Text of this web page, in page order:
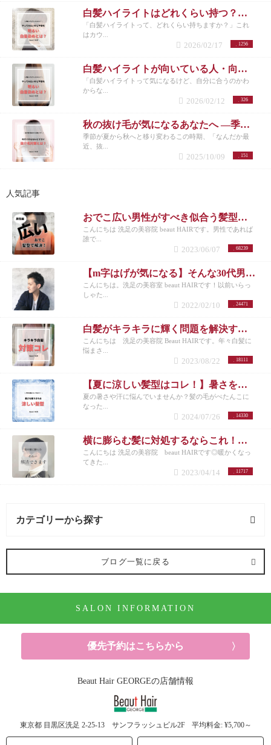
白髪ハイライトはどれくらい持つ？頻度とメンテナンスの目安を解説
「白髪ハイライトって、どれくらい持ちますか？」これ
はカウ...
1256
2026/02/17
白髪ハイライトが向いている人・向いていない人｜後悔しない選び方 洗足
「白髪ハイライトって気になるけど、自分に合うのかわ
からな...
326
2026/02/12
秋の抜け毛が気になるあなたへ ―季節の変わり目に必要な頭皮ケアとは―
季節が夏から秋へと移り変わるこの時期、「なんだか最
近、抜...
151
2025/10/09
人気記事
おでこ広い男性がすべき似合う髪型とは？不向きなメンズスタイルも紹介！
こんにちは 洗足の美容院 beaut HAIRです。男性であれば
誰で...
68239
2023/06/07
【m字はげが気になる】そんな30代男性におすすめの髪型3選！
こんにちは。洗足の美容室 beaut HAIRです！以前いらっ
しゃた...
24471
2022/02/10
白髪がキラキラに輝く問題を解決する方法とは？白髪を活かしたカラーも紹介
こんにちは 洗足の美容院 Beaut HAIRです。年々白髪に
悩まさ...
18111
2023/08/22
【夏に涼しい髪型はコレ！】暑さを乗り切りたいメンズさんにオススメの髪型とは？
夏の暑さや汗に悩んでいませんか？髪の毛がぺたんこに
なった...
14330
2024/07/26
横に膨らむ髪に対処するならこれ！洗足でメンズカットが得意な美容院が紹介◎
こんにちは 洗足の美容院 beaut HAIRです◎暖かくなっ
てきた...
11717
2023/04/14
カテゴリーから探す
オススメメニュー (99記事)
ブログ一覧に戻る
SALON INFORMATION
優先予約はこちらから
Beaut Hair GEORGEの店舗情報
東京都 目黒区洗足 2-25-13 サンフラッシュビル2F 平均料金: ¥5,700～